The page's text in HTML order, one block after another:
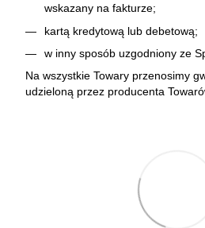
wskazany na fakturze;
kartą kredytową lub debetową;
w inny sposób uzgodniony ze
Na wszystkie Towary przenosimy
udzieloną przez producenta